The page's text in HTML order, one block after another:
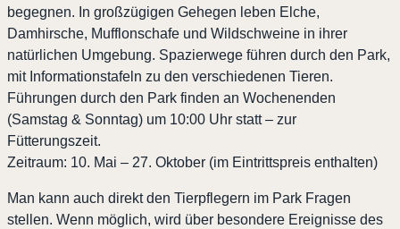
begegnen. In großzügigen Gehegen leben Elche,
Damhirsche, Mufflonschafe und Wildschweine in ihrer
natürlichen Umgebung. Spazierwege führen durch den Park,
mit Informationstafeln zu den verschiedenen Tieren.
Führungen durch den Park finden an Wochenenden
(Samstag & Sonntag) um 10:00 Uhr statt – zur
Fütterungszeit.
Zeitraum: 10. Mai – 27. Oktober (im Eintrittspreis enthalten)
Man kann auch direkt den Tierpflegern im Park Fragen
stellen. Wenn möglich, wird über besondere Ereignisse des